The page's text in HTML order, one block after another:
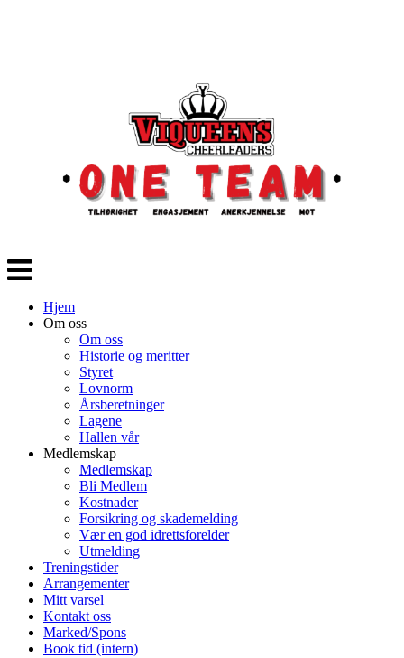
Veksle
navigasjon
Hjem
Om oss
Om oss
Historie og meritter
Styret
Lovnorm
Årsberetninger
Lagene
Hallen vår
Medlemskap
Medlemskap
Bli Medlem
Kostnader
Forsikring og skademelding
Vær en god idrettsforelder
Utmelding
Treningstider
Arrangementer
Mitt varsel
Kontakt oss
Marked/Spons
Book tid (intern)